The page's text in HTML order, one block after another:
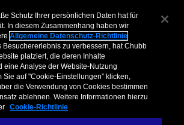
Privatkunden & Partner
Menu
Management Team Karriere Kontakt
Schutz Ihrer persönlichen Daten hat für
In diesem Zusammenhang haben wir
Allgemeine Datenschutz-Richtlinie
Besuchererlebnis zu verbessern, hat Chubb
platziert, die deren Inhalte
eine Analyse der Website-Nutzung
Sie auf "Cookie-Einstellungen” klicken,
die Verwendung von Cookies bestimmen
ablehnen. Weitere Informationen hierzu
Cookie-Richtlinie